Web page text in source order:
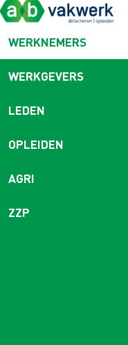
WERKNEMERS
WERKGEVERS
LEDEN
OPLEIDEN
AGRI
ZZP